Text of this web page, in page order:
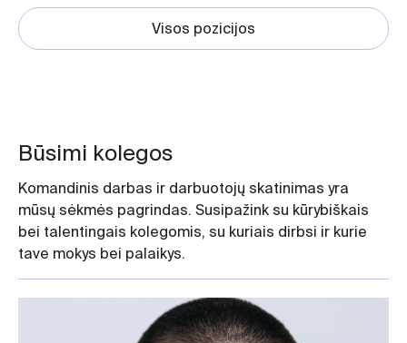
Visos pozicijos
Būsimi kolegos
Komandinis darbas ir darbuotojų skatinimas yra
mūsų sėkmės pagrindas. Susipažink su kūrybiškais
bei talentingais kolegomis, su kuriais dirbsi ir kurie
tave mokys bei palaikys.